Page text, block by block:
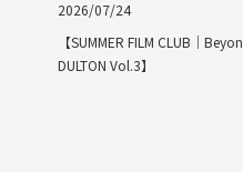
2026/07/24
【SUMMER FILM CLUB｜
DULTON Vol.3】